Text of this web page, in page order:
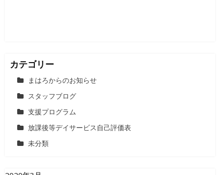
カテゴリー
まはろからのお知らせ
スタッフブログ
支援プログラム
放課後等デイサービス自己評価表
未分類